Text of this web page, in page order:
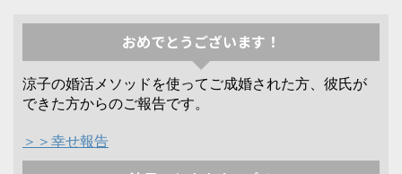
おめでとうございます！
涼子の婚活メソッドを使ってご成婚された方、彼氏が
できた方からのご報告です。
＞＞幸せ報告